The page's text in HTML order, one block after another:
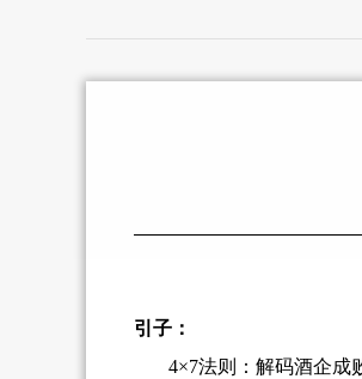
引子：
4×7法则：解码酒企成